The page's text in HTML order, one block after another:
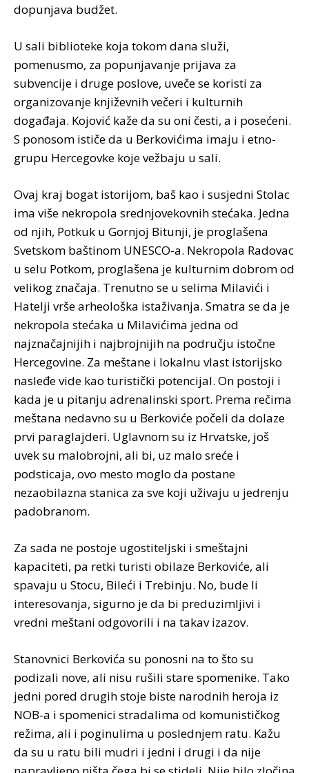
dopunjava budžet.
U sali biblioteke koja tokom dana služi,
pomenusmo, za popunjavanje prijava za
subvencije i druge poslove, uveče se koristi za
organizovanje književnih večeri i kulturnih
događaja. Kojović kaže da su oni česti, a i posećeni.
S ponosom ističe da u Berkovićima imaju i etno-
grupu Hercegovke koje vežbaju u sali.
Ovaj kraj bogat istorijom, baš kao i susjedni Stolac
ima više nekropola srednjovekovnih stećaka. Jedna
od njih, Potkuk u Gornjoj Bitunji, je proglašena
Svetskom baštinom UNESCO-a. Nekropola Radovac
u selu Potkom, proglašena je kulturnim dobrom od
velikog značaja. Trenutno se u selima Milavići i
Hatelji vrše arheološka istaživanja. Smatra se da je
nekropola stećaka u Milavićima jedna od
najznačajnijih i najbrojnijih na području istočne
Hercegovine. Za meštane i lokalnu vlast istorijsko
nasleđe vide kao turistički potencijal. On postoji i
kada je u pitanju adrenalinski sport. Prema rečima
meštana nedavno su u Berkoviće počeli da dolaze
prvi paraglajderi. Uglavnom su iz Hrvatske, još
uvek su malobrojni, ali bi, uz malo sreće i
podsticaja, ovo mesto moglo da postane
nezaobilazna stanica za sve koji uživaju u jedrenju
padobranom.
Za sada ne postoje ugostiteljski i smeštajni
kapaciteti, pa retki turisti obilaze Berkoviće, ali
spavaju u Stocu, Bileći i Trebinju. No, bude li
interesovanja, sigurno je da bi preduzimljivi i
vredni meštani odgovorili i na takav izazov.
Stanovnici Berkovića su ponosni na to što su
podizali nove, ali nisu rušili stare spomenike. Tako
jedni pored drugih stoje biste narodnih heroja iz
NOB-a i spomenici stradalima od komunističkog
režima, ali i poginulima u poslednjem ratu. Kažu
da su u ratu bili mudri i jedni i drugi i da nije